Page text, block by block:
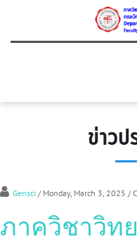
ข่าว
Gensci / Monday, March 3, 2025 /
ภาควิชาวิท